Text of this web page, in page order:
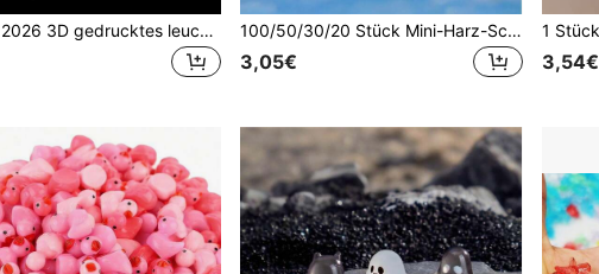
1 Stück 2026 3D gedrucktes leuchtendes Kristall-Drachenei, chinesischer Drache, kreatives Ornament-Spielzeug, vollständig beweglich, leuchtende Dekoration; 1 Stück 3D gedruckter leuchtender Drache im Dunkeln, dekoratives Ornament mit beweglichen Gelenken; chinesisches Drachenspielzeug, heilige Drachenstatue; 3D gedruckte leuchtende Drachenskulptur im Dunkeln; Aquarium-Dekoration; Themen-Schlafzimmer-Schreibtischdekoration für Erwachsene; 3D gedruckter leuchtender beweglicher Drache; kreatives Schreibtisch-Ornament 100/50/30/20 Stück Mini-Harz-Schweine im Dunkeln leuchtend, leuchtende rosa Ferkel-Dekorationen, geeignet für DIY-Feengarten, Glasbehälter, Topfpflanzen, Miniatur-Bastelarbeiten, Gartenarbeit, Autodekor, Partys, Geburtstagsgeschenke (Partygeschenk)
3,05€ 3,54€